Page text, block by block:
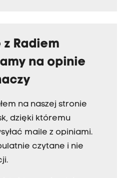
Radiem
na opinie
na naszej stronie
dzięki któremu
maile z opiniami.
czytane i nie